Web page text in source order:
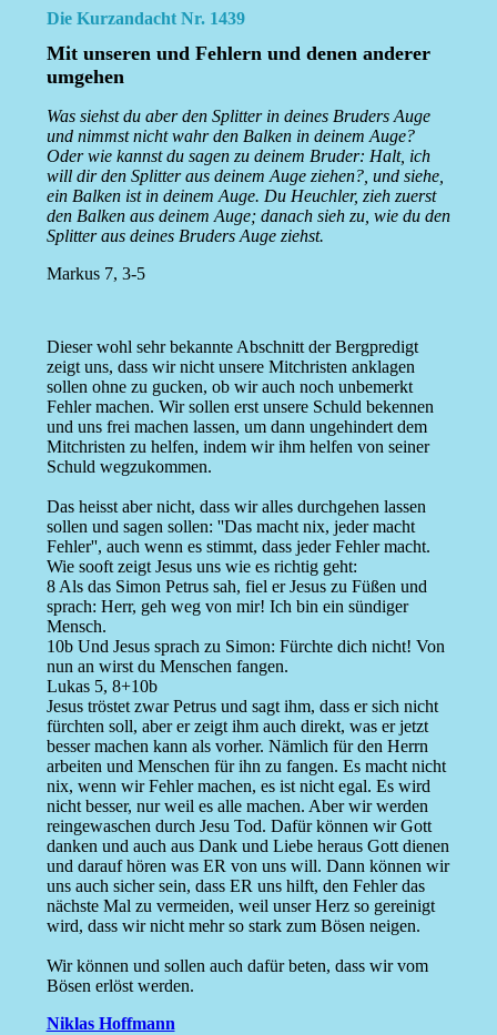
Die Kurzandacht Nr. 1439
Mit unseren und Fehlern und denen anderer
umgehen
Was siehst du aber den Splitter in deines Bruders Auge
und nimmst nicht wahr den Balken in deinem Auge?
Oder wie kannst du sagen zu deinem Bruder: Halt, ich
will dir den Splitter aus deinem Auge ziehen?, und siehe,
ein Balken ist in deinem Auge. Du Heuchler, zieh zuerst
den Balken aus deinem Auge; danach sieh zu, wie du den
Splitter aus deines Bruders Auge ziehst.
Markus 7, 3-5
Dieser wohl sehr bekannte Abschnitt der Bergpredigt
zeigt uns, dass wir nicht unsere Mitchristen anklagen
sollen ohne zu gucken, ob wir auch noch unbemerkt
Fehler machen. Wir sollen erst unsere Schuld bekennen
und uns frei machen lassen, um dann ungehindert dem
Mitchristen zu helfen, indem wir ihm helfen von seiner
Schuld wegzukommen.
Das heisst aber nicht, dass wir alles durchgehen lassen
sollen und sagen sollen: ''Das macht nix, jeder macht
Fehler'', auch wenn es stimmt, dass jeder Fehler macht.
Wie sooft zeigt Jesus uns wie es richtig geht:
8 Als das Simon Petrus sah, fiel er Jesus zu Füßen und
sprach: Herr, geh weg von mir! Ich bin ein sündiger
Mensch.
10b Und Jesus sprach zu Simon: Fürchte dich nicht! Von
nun an wirst du Menschen fangen.
Lukas 5, 8+10b
Jesus tröstet zwar Petrus und sagt ihm, dass er sich nicht
fürchten soll, aber er zeigt ihm auch direkt, was er jetzt
besser machen kann als vorher. Nämlich für den Herrn
arbeiten und Menschen für ihn zu fangen. Es macht nicht
nix, wenn wir Fehler machen, es ist nicht egal. Es wird
nicht besser, nur weil es alle machen. Aber wir werden
reingewaschen durch Jesu Tod. Dafür können wir Gott
danken und auch aus Dank und Liebe heraus Gott dienen
und darauf hören was ER von uns will. Dann können wir
uns auch sicher sein, dass ER uns hilft, den Fehler das
nächste Mal zu vermeiden, weil unser Herz so gereinigt
wird, dass wir nicht mehr so stark zum Bösen neigen.
Wir können und sollen auch dafür beten, dass wir vom
Bösen erlöst werden.
Niklas Hoffmann